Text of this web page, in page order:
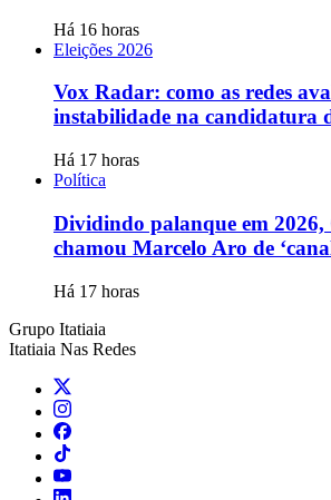
Há 16 horas
Eleições 2026
Vox Radar: como as redes
instabilidade na candidatura
Há 17 horas
Política
Dividindo palanque em
chamou Marcelo Aro de
Há 17 horas
Grupo Itatiaia
Itatiaia Nas Redes